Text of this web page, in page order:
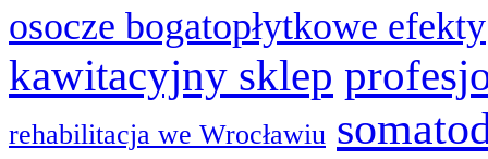
osocze bogatopłytkowe efekty
kawitacyjny sklep
rehabilitacja we Wrocławiu